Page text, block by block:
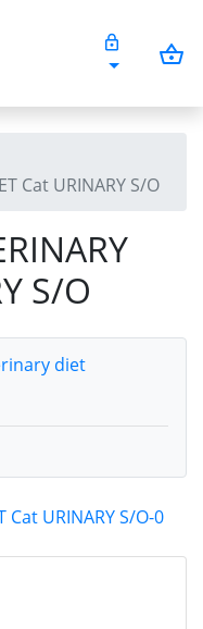
Cat URINARY S/O
S/O
diet